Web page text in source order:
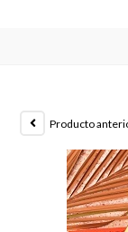
Producto